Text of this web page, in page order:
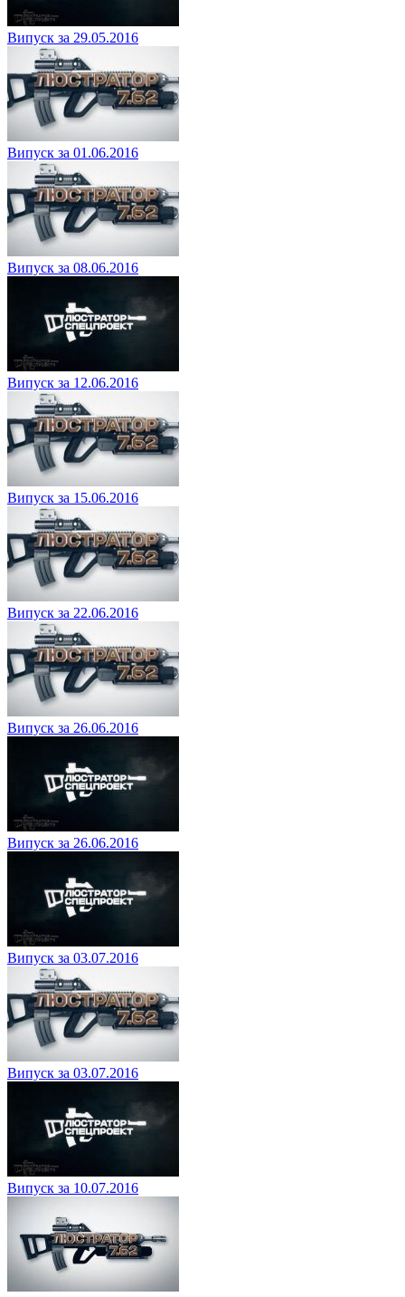
Випуск за 29.05.2016
Випуск за 01.06.2016
Випуск за 08.06.2016
Випуск за 12.06.2016
Випуск за 15.06.2016
Випуск за 22.06.2016
Випуск за 26.06.2016
Випуск за 26.06.2016
Випуск за 03.07.2016
Випуск за 03.07.2016
Випуск за 10.07.2016